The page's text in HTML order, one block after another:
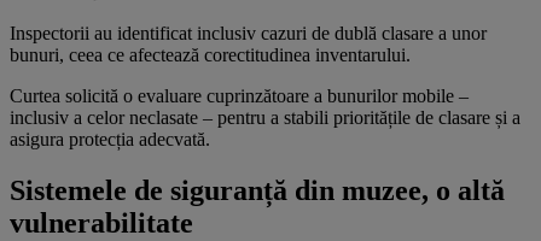
Inspectorii au identificat inclusiv cazuri de dublă clasare a unor
bunuri, ceea ce afectează corectitudinea inventarului.
Curtea solicită o evaluare cuprinzătoare a bunurilor mobile –
inclusiv a celor neclasate – pentru a stabili prioritățile de clasare și a
asigura protecția adecvată.
Sistemele de siguranță din muzee, o altă
vulnerabilitate